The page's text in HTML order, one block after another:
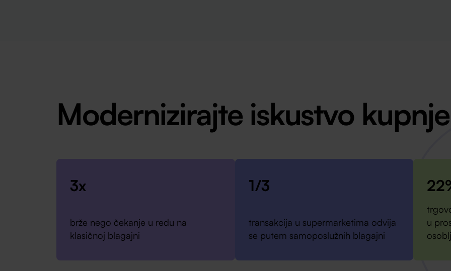
Modernizirajte iskustvo kupnje
3x
brže nego čekanje u redu na
klasičnoj blagajni
1/3
transakcija u supermarketima odvija
se putem samoposlužnih blagajni
u